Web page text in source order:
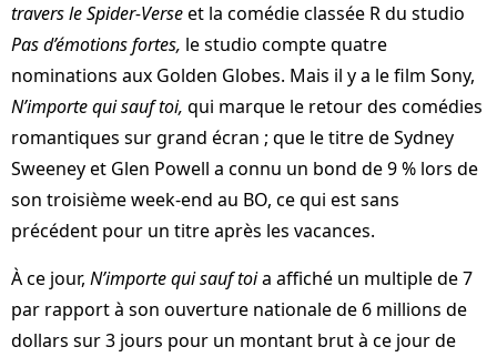
travers le Spider-Verseet la comédie classée R du studio
Pas d’émotions fortes, le studio compte quatre
nominations aux Golden Globes. Mais il y a le film Sony,
N’importe qui sauf toi, qui marque le retour des comédies
romantiques sur grand écran ; que le titre de Sydney
Sweeney et Glen Powell a connu un bond de 9 % lors de
son troisième week-end au BO, ce qui est sans
précédent pour un titre après les vacances.
À ce jour, N’importe qui sauf toia affiché un multiple de 7
par rapport à son ouverture nationale de 6 millions de
dollars sur 3 jours pour un montant brut à ce jour de